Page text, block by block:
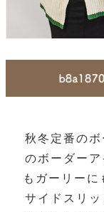
秋冬定番の
のボーダー
もガーリー
サイドスリ